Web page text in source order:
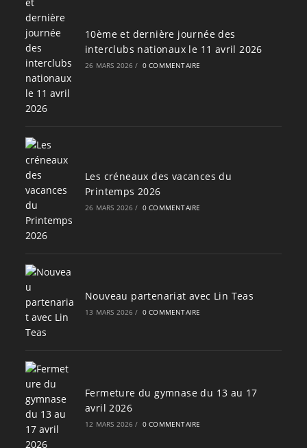
10ème et dernière journée des
interclubs nationaux le 11 avril 2026
26 MARS 2026 / 0 COMMENTAIRE
Les créneaux des vacances du
Printemps 2026
26 MARS 2026 / 0 COMMENTAIRE
Nouveau partenariat avec Lin Teas
13 MARS 2026 / 0 COMMENTAIRE
Fermeture du gymnase du 13 au 17
avril 2026
12 MARS 2026 / 0 COMMENTAIRE